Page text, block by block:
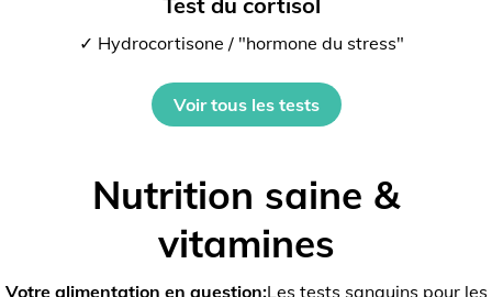
✓ Hydrocortisone / "hormone du stress"
Voir tous les tests
Nutrition saine &
vitamines
Votre alimentation en question:Les tests sanguins pour les